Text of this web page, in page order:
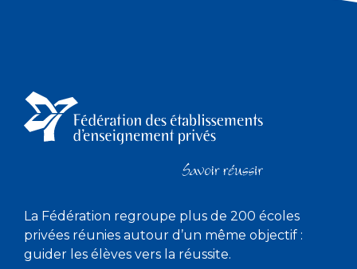
La Fédération regroupe plus de 200 écoles
privées réunies autour d’un même objectif :
guider les élèves vers la réussite.